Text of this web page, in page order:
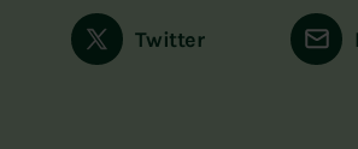
Twitter